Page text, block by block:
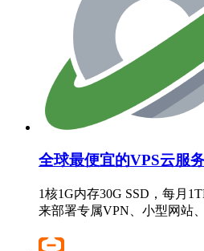
全球最便宜的VPS云服
1核1G内存30G SSD，每月
来部署专属VPN、小型网站、